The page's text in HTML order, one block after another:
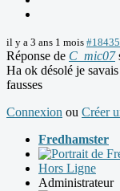
il y a 3 ans 1 mois
Réponse de C_mic07
Ha ok désolé je
fausses
Connexion ou Créer
Fredhamster
Hors Ligne
Administrateur